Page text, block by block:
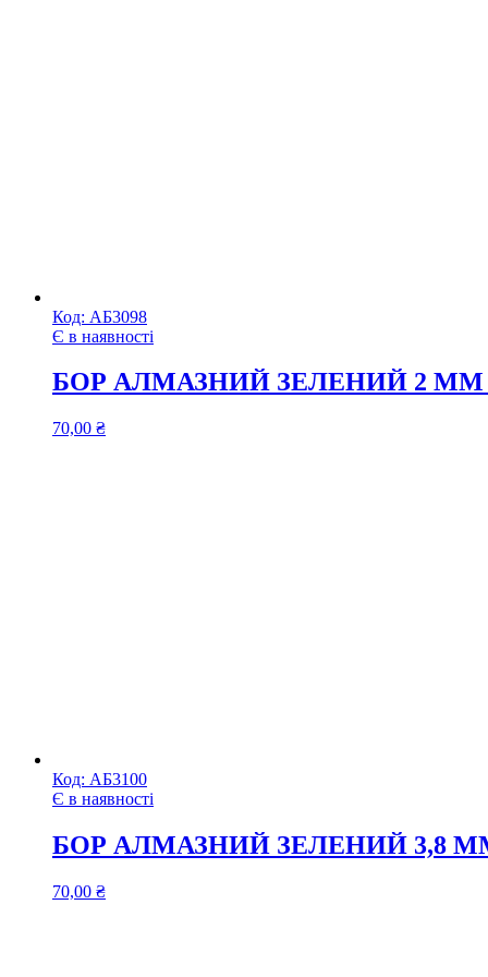
Код: АБ3098
Є в наявності
БОР АЛМАЗНИЙ ЗЕЛЕНИЙ 2 ММ
70,00 ₴
Код: АБ3100
Є в наявності
БОР АЛМАЗНИЙ ЗЕЛЕНИЙ 3,8
70,00 ₴